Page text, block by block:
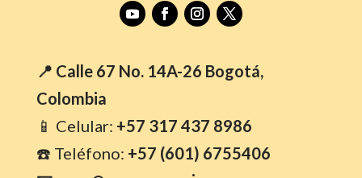
📍 Calle 67 No. 14A-26 Bogotá,
Colombia
📱 Celular: +57 317 437 8986
☎️ Teléfono: +57 (601) 6755406